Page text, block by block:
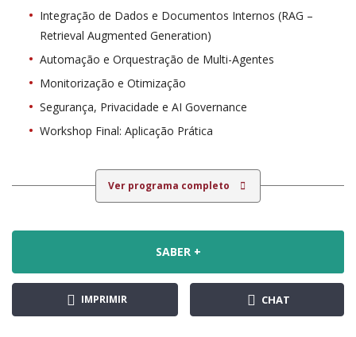
Integração de Dados e Documentos Internos (RAG –
Retrieval Augmented Generation)
Automação e Orquestração de Multi-Agentes
Monitorização e Otimização
Segurança, Privacidade e AI Governance
Workshop Final: Aplicação Prática
Ver programa completo
SABER +
IMPRIMIR CHAT